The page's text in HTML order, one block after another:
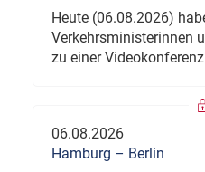
Heute (06.08.2026)
Verkehrsministerinnen
zu einer
06.08.2026
Hamburg – Berlin